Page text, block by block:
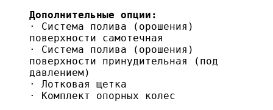
Дополнительные опции:
· Система полива (орошения)
поверхности самотечная
· Система полива (орошения)
поверхности принудительная (под
давлением)
· Лотковая щетка
· Комплект опорных колес